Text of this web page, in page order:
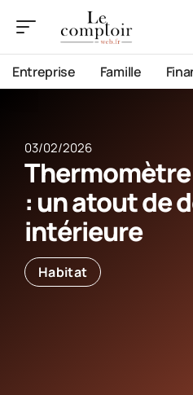
Entreprise Famille
03/02/2026
: un atout de
intérieure
Habitat